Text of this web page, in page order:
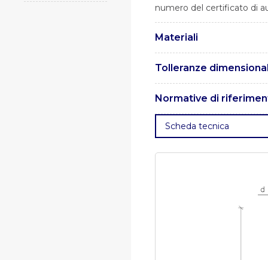
numero del certificato di
Materiali
Tolleranze
Versione n.0 del 21/04/
Normative di
. UNI EN 1461 –
di acciaio.. UNI EN 10025
15614 – Specifica e
qualificazione della
Esecuzione di strutture
conformità dei
Scheda tecnica